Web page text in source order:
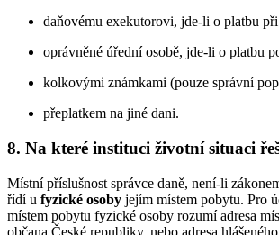
daňovému exekutorovi, jde-li o platbu
oprávněné úřední osobě, jde-li o platbu
kolkovými známkami (pouze správní
přeplatkem na jiné dani.
8. Na které instituci životní situaci
Místní příslušnost správce daně, není-li
řídí u fyzické osoby jejím místem pobytu. Pro
místem pobytu fyzické osoby rozumí adresa
občana České republiky, nebo adresa